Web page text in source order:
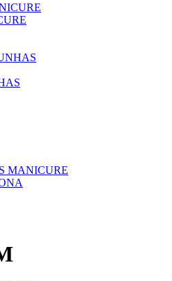
MANICURE